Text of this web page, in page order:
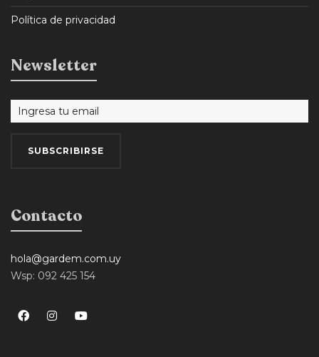
Política de privacidad
Newsletter
Contacto
hola@gardem.com.uy
Wsp: 092 425 154